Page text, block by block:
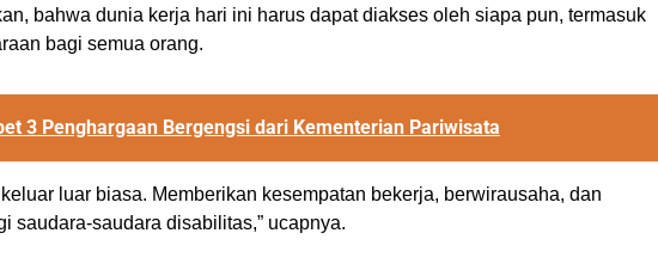
bahwa dunia kerja hari ini harus dapat diakses oleh siapa pun, termasuk
bagi semua orang.
3 Penghargaan Bergengsi dari Kementerian Pariwisata
luar biasa. Memberikan kesempatan bekerja, berwirausaha, dan
saudara-saudara disabilitas,” ucapnya.